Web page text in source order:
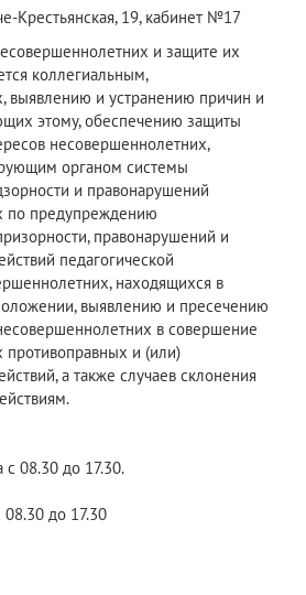
Крестьянская, 19, кабинет №17
и защите их
коллегиальным,
выявлению и устранению причин и
этому, обеспечению защиты
несовершеннолетних,
органом системы
и правонарушений
по предупреждению
правонарушений и
педагогической
находящихся в
выявлению и пресечению
в совершение
противоправных и (или)
а также случаев склонения
с 08.30 до 17.30.
08.30 до 17.30